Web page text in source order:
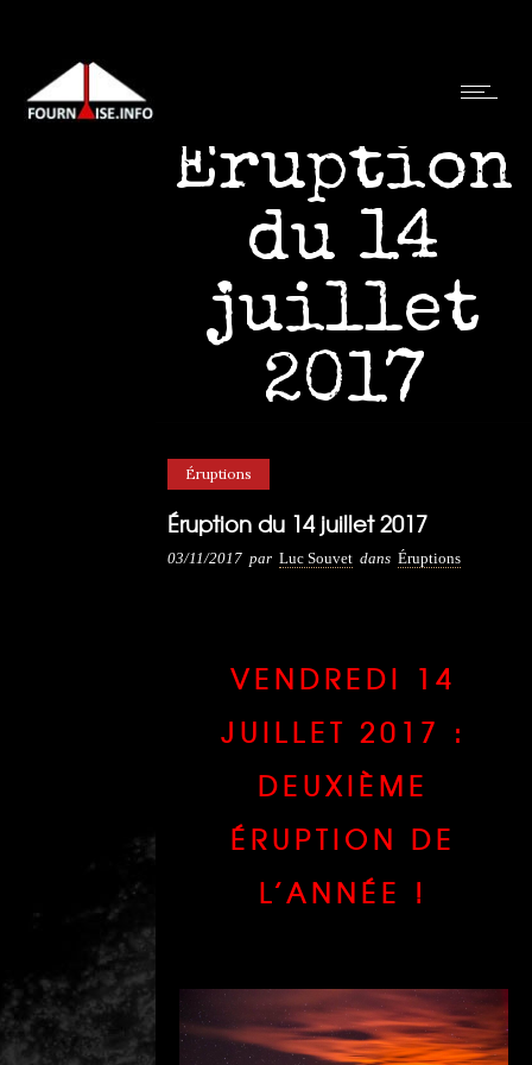
Éruption
du 14
juillet
2017
8777 Views
Éruptions
Éruption du 14 juillet 2017
03/11/2017 par Luc Souvet dans Éruptions
VENDREDI 14
JUILLET 2017 :
DEUXIÈME
ÉRUPTION DE
L’ANNÉE !